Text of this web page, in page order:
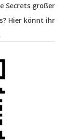
Secrets großer
Hier könnt ihr